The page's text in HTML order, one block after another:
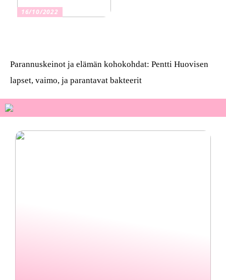
16/10/2022
Parannuskeinot ja elämän kohokohdat: Pentti Huovisen
lapset, vaimo, ja parantavat bakteerit